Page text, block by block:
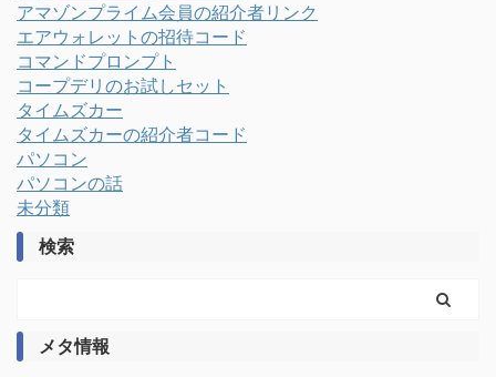
アマゾンプライム会員の紹介者リンク
エアウォレットの招待コード
コマンドプロンプト
コープデリのお試しセット
タイムズカー
タイムズカーの紹介者コード
パソコン
パソコンの話
未分類
検索
メタ情報